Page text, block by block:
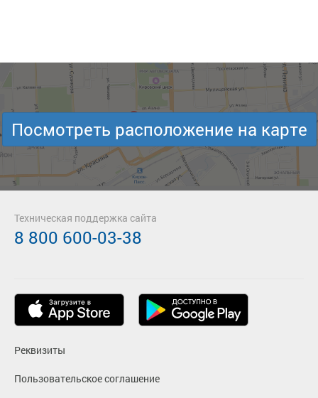
Посмотреть расположение на карте
Реквизиты
Пользовательское соглашение
Техническая поддержка сайта
8 800 600-03-38